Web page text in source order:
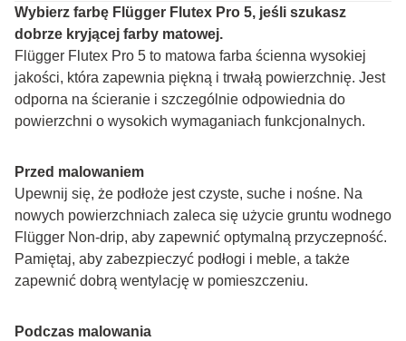
Wybierz farbę Flügger Flutex Pro 5, jeśli szukasz
dobrze kryjącej farby matowej.
Flügger Flutex Pro 5 to matowa farba ścienna wysokiej
jakości, która zapewnia piękną i trwałą powierzchnię. Jest
odporna na ścieranie i szczególnie odpowiednia do
powierzchni o wysokich wymaganiach funkcjonalnych.
Przed malowaniem
Upewnij się, że podłoże jest czyste, suche i nośne. Na
nowych powierzchniach zaleca się użycie gruntu wodnego
Flügger Non-drip, aby zapewnić optymalną przyczepność.
Pamiętaj, aby zabezpieczyć podłogi i meble, a także
zapewnić dobrą wentylację w pomieszczeniu.
Podczas malowania